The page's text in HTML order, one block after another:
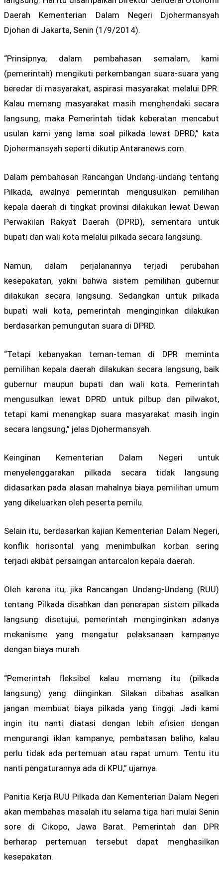
Daerah Kementerian Dalam Negeri Djohermansyah
Djohan di Jakarta, Senin (1/9/2014).
“Prinsipnya, dalam pembahasan semalam, kami
(pemerintah) mengikuti perkembangan suara-suara yang
beredar di masyarakat, aspirasi masyarakat melalui DPR.
Kalau memang masyarakat masih menghendaki secara
langsung, maka Pemerintah tidak keberatan mencabut
usulan kami yang lama soal pilkada lewat DPRD,” kata
Djohermansyah seperti dikutip Antaranews.com.
Dalam pembahasan Rancangan Undang-undang tentang
Pilkada, awalnya pemerintah mengusulkan pemilihan
kepala daerah di tingkat provinsi dilakukan lewat Dewan
Perwakilan Rakyat Daerah (DPRD), sementara untuk
bupati dan wali kota melalui pilkada secara langsung.
Namun, dalam perjalanannya terjadi perubahan
kesepakatan, yakni bahwa sistem pemilihan gubernur
dilakukan secara langsung. Sedangkan untuk pilkada
bupati wali kota, pemerintah menginginkan dilakukan
berdasarkan pemungutan suara di DPRD.
“Tetapi kebanyakan teman-teman di DPR meminta
pemilihan kepala daerah dilakukan secara langsung, baik
gubernur maupun bupati dan wali kota. Pemerintah
mengusulkan lewat DPRD untuk pilbup dan pilwakot,
tetapi kami menangkap suara masyarakat masih ingin
secara langsung,” jelas Djohermansyah.
Keinginan Kementerian Dalam Negeri untuk
menyelenggarakan pilkada secara tidak langsung
didasarkan pada alasan mahalnya biaya pemilihan umum
yang dikeluarkan oleh peserta pemilu.
Selain itu, berdasarkan kajian Kementerian Dalam Negeri,
konflik horisontal yang menimbulkan korban sering
terjadi akibat persaingan antarcalon kepala daerah.
Oleh karena itu, jika Rancangan Undang-Undang (RUU)
tentang Pilkada disahkan dan penerapan sistem pilkada
langsung disetujui, pemerintah menginginkan adanya
mekanisme yang mengatur pelaksanaan kampanye
dengan biaya murah.
“Pemerintah fleksibel kalau memang itu (pilkada
langsung) yang diinginkan. Silakan dibahas asalkan
jangan membuat biaya pilkada yang tinggi. Jadi kami
ingin itu nanti diatasi dengan lebih efisien dengan
mengurangi iklan kampanye, pembatasan baliho, kalau
perlu tidak ada pertemuan atau rapat umum. Tentu itu
nanti pengaturannya ada di KPU,” ujarnya.
Panitia Kerja RUU Pilkada dan Kementerian Dalam Negeri
akan membahas masalah itu selama tiga hari mulai Senin
sore di Cikopo, Jawa Barat. Pemerintah dan DPR
berharap pertemuan tersebut dapat menghasilkan
kesepakatan.